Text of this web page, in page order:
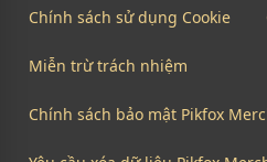
Chính sách sử dụng Cookie
Miễn trừ trách nhiệm
Chính sách bảo mật Pikfox